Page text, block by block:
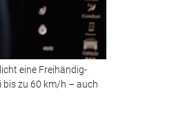
eine Freihändig-
bis zu 60 km/h – auch